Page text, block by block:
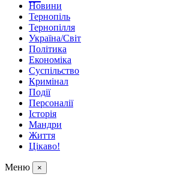
Новини
Тернопіль
Тернопілля
Україна/Світ
Політика
Економіка
Суспільство
Кримінал
Події
Персоналії
Історія
Мандри
Життя
Цікаво!
Меню ×